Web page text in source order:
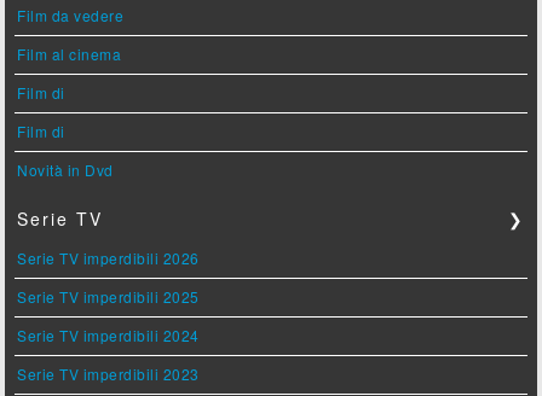
Film da vedere
Film al cinema
Film di
Film di
Novità in Dvd
Serie TV ❯
Serie TV imperdibili 2026
Serie TV imperdibili 2025
Serie TV imperdibili 2024
Serie TV imperdibili 2023